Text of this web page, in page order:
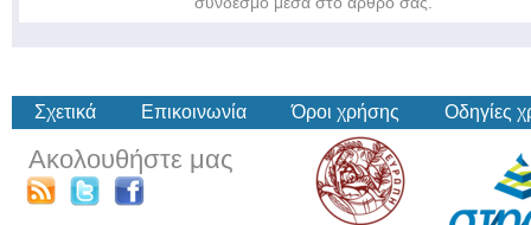
Σχετικά Επικοινωνία Όροι χρήσης Οδηγίες
Ακολουθήστε μας